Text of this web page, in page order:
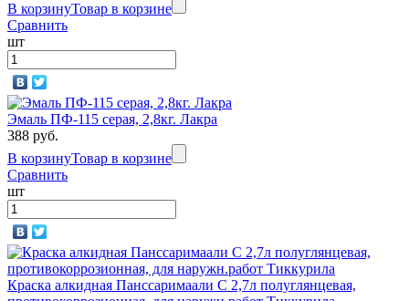
В корзинуТовар в корзине
Сравнить
шт
Эмаль ПФ-115 серая, 2,8кг. Лакра
388 руб.
В корзинуТовар в корзине
Сравнить
шт
Краска алкидная Панссаримаали С 2,7л полуглянцевая,